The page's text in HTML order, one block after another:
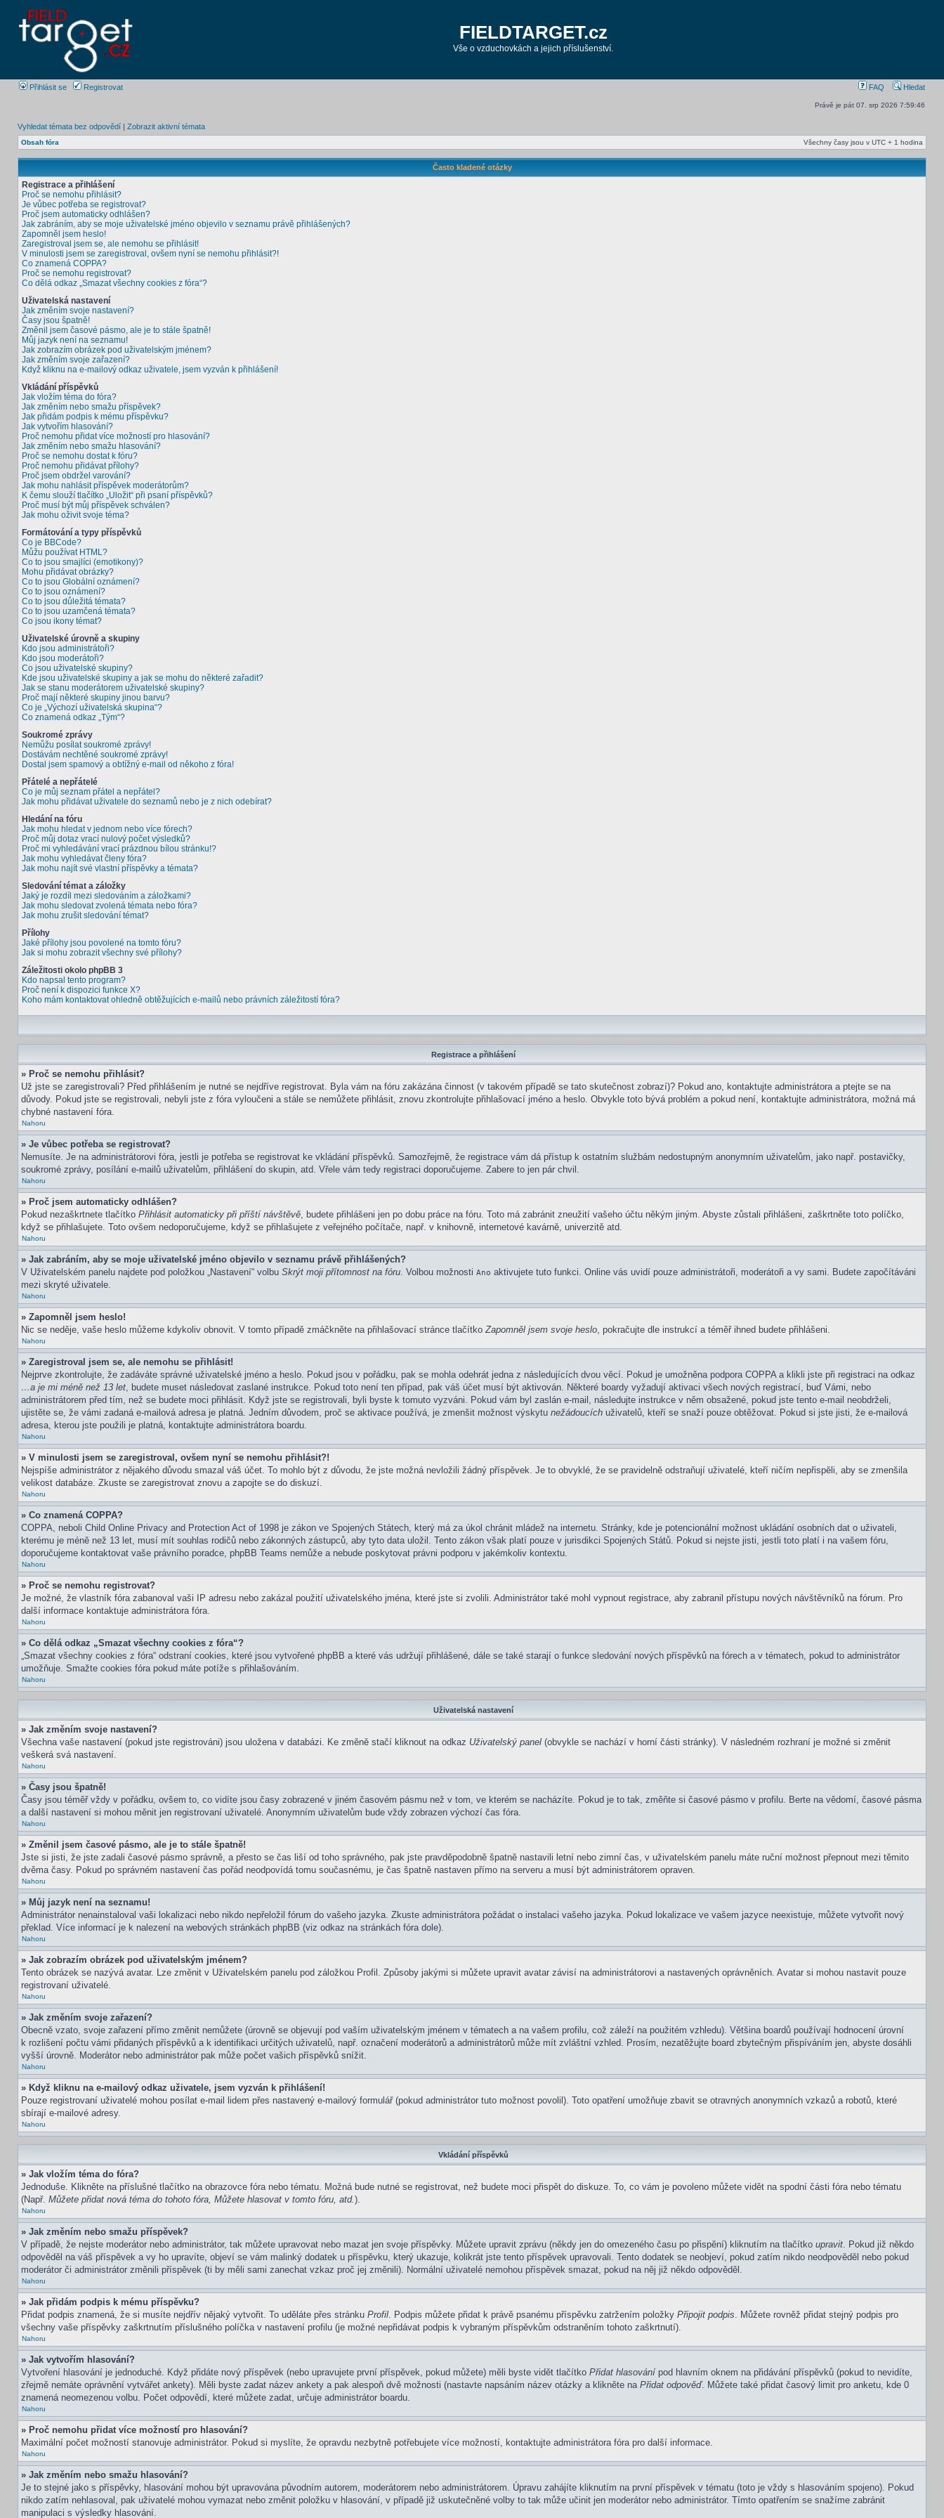
FIELDTARGET.cz
Vše o vzduchovkách a jejich příslušenství.
Přihlásit se Registrovat FAQ Hledat
Právě je pát 07. srp 2026 7:59:46
Vyhledat témata bez odpovědí | Zobrazit aktivní témata
Obsah fóra Všechny časy jsou v UTC + 1 hodina
Často kladené otázky
Registrace a přihlášení
Proč se nemohu přihlásit?
Je vůbec potřeba se registrovat?
Proč jsem automaticky odhlášen?
Jak zabráním, aby se moje uživatelské jméno objevilo v seznamu právě přihlášených?
Zapomněl jsem heslo!
Zaregistroval jsem se, ale nemohu se přihlásit!
V minulosti jsem se zaregistroval, ovšem nyní se nemohu přihlásit?!
Co znamená COPPA?
Proč se nemohu registrovat?
Co dělá odkaz „Smazat všechny cookies z fóra“?
Uživatelská nastavení
Jak změním svoje nastavení?
Časy jsou špatně!
Změnil jsem časové pásmo, ale je to stále špatně!
Můj jazyk není na seznamu!
Jak zobrazím obrázek pod uživatelským jménem?
Jak změním svoje zařazení?
Když kliknu na e-mailový odkaz uživatele, jsem vyzván k přihlášení!
Vkládání příspěvků
Jak vložím téma do fóra?
Jak změním nebo smažu příspěvek?
Jak přidám podpis k mému příspěvku?
Jak vytvořím hlasování?
Proč nemohu přidat více možností pro hlasování?
Jak změním nebo smažu hlasování?
Proč se nemohu dostat k fóru?
Proč nemohu přidávat přílohy?
Proč jsem obdržel varování?
Jak mohu nahlásit příspěvek moderátorům?
K čemu slouží tlačítko „Uložit“ při psaní příspěvků?
Proč musí být můj příspěvek schválen?
Jak mohu oživit svoje téma?
Formátování a typy příspěvků
Co je BBCode?
Můžu používat HTML?
Co to jsou smajlíci (emotikony)?
Mohu přidávat obrázky?
Co to jsou Globální oznámení?
Co to jsou oznámení?
Co to jsou důležitá témata?
Co to jsou uzamčená témata?
Co jsou ikony témat?
Uživatelské úrovně a skupiny
Kdo jsou administrátoři?
Kdo jsou moderátoři?
Co jsou uživatelské skupiny?
Kde jsou uživatelské skupiny a jak se mohu do některé zařadit?
Jak se stanu moderátorem uživatelské skupiny?
Proč mají některé skupiny jinou barvu?
Co je „Výchozí uživatelská skupina“?
Co znamená odkaz „Tým“?
Soukromé zprávy
Nemůžu posílat soukromé zprávy!
Dostávám nechtěné soukromé zprávy!
Dostal jsem spamový a obtížný e-mail od někoho z fóra!
Přátelé a nepřátelé
Co je můj seznam přátel a nepřátel?
Jak mohu přidávat uživatele do seznamů nebo je z nich odebírat?
Hledání na fóru
Jak mohu hledat v jednom nebo více fórech?
Proč můj dotaz vrací nulový počet výsledků?
Proč mi vyhledávání vrací prázdnou bílou stránku!?
Jak mohu vyhledávat členy fóra?
Jak mohu najít své vlastní příspěvky a témata?
Sledování témat a záložky
Jaký je rozdíl mezi sledováním a záložkami?
Jak mohu sledovat zvolená témata nebo fóra?
Jak mohu zrušit sledování témat?
Přílohy
Jaké přílohy jsou povolené na tomto fóru?
Jak si mohu zobrazit všechny své přílohy?
Záležitosti okolo phpBB 3
Kdo napsal tento program?
Proč není k dispozici funkce X?
Koho mám kontaktovat ohledně obtěžujících e-mailů nebo právních záležitostí fóra?
Registrace a přihlášení
» Proč se nemohu přihlásit?
Už jste se zaregistrovali? Před přihlášením je nutné se nejdříve registrovat. Byla vám na fóru zakázána činnost (v takovém případě se tato skutečnost zobrazí)? Pokud ano, kontaktujte administrátora a ptejte se na
důvody. Pokud jste se registrovali, nebyli jste z fóra vyloučeni a stále se nemůžete přihlásit, znovu zkontrolujte přihlašovací jméno a heslo. Obvykle toto bývá problém a pokud není, kontaktujte administrátora, možná má
chybné nastavení fóra.
Nahoru
» Je vůbec potřeba se registrovat?
Nemusíte. Je na administrátorovi fóra, jestli je potřeba se registrovat ke vkládání příspěvků. Samozřejmě, že registrace vám dá přístup k ostatním službám nedostupným anonymním uživatelům, jako např. postavičky,
soukromé zprávy, posílání e-mailů uživatelům, přihlášení do skupin, atd. Vřele vám tedy registraci doporučujeme. Zabere to jen pár chvil.
Nahoru
» Proč jsem automaticky odhlášen?
Pokud nezaškrtnete tlačítko Přihlásit automaticky při příští návštěvě, budete přihlášeni jen po dobu práce na fóru. Toto má zabránit zneužití vašeho účtu někým jiným. Abyste zůstali přihlášeni, zaškrtněte toto políčko,
když se přihlašujete. Toto ovšem nedoporučujeme, když se přihlašujete z veřejného počítače, např. v knihovně, internetové kavárně, univerzitě atd.
Nahoru
» Jak zabráním, aby se moje uživatelské jméno objevilo v seznamu právě přihlášených?
V Uživatelském panelu najdete pod položkou „Nastavení“ volbu Skrýt moji přítomnost na fóru. Volbou možnosti Ano aktivujete tuto funkci. Online vás uvidí pouze administrátoři, moderátoři a vy sami. Budete započítáváni
mezi skryté uživatele.
Nahoru
» Zapomněl jsem heslo!
Nic se neděje, vaše heslo můžeme kdykoliv obnovit. V tomto případě zmáčkněte na přihlašovací stránce tlačítkoZapomněl jsem svoje heslo, pokračujte dle instrukcí a téměř ihned budete přihlášeni.
Nahoru
» Zaregistroval jsem se, ale nemohu se přihlásit!
Nejprve zkontrolujte, že zadáváte správné uživatelské jméno a heslo. Pokud jsou v pořádku, pak se mohla odehrát jedna z následujících dvou věcí. Pokud je umožněna podpora COPPA a klikli jste při registraci na odkaz
…a je mi méně než 13 let, budete muset následovat zaslané instrukce. Pokud toto není ten případ, pak váš účet musí být aktivován. Některé boardy vyžadují aktivaci všech nových registrací, buď Vámi, nebo
administrátorem před tím, než se budete moci přihlásit. Když jste se registrovali, byli byste k tomuto vyzváni. Pokud vám byl zaslán e-mail, následujte instrukce v něm obsažené, pokud jste tento e-mail neobdrželi,
ujistěte se, že vámi zadaná e-mailová adresa je platná. Jedním důvodem, proč se aktivace používá, je zmenšit možnost výskytu nežádoucích uživatelů, kteří se snaží pouze obtěžovat. Pokud si jste jisti, že e-mailová
adresa, kterou jste použili je platná, kontaktujte administrátora boardu.
Nahoru
» V minulosti jsem se zaregistroval, ovšem nyní se nemohu přihlásit?!
Nejspíše administrátor z nějakého důvodu smazal váš účet. To mohlo být z důvodu, že jste možná nevložili žádný příspěvek. Je to obvyklé, že se pravidelně odstraňují uživatelé, kteří ničím nepřispěli, aby se zmenšila
velikost databáze. Zkuste se zaregistrovat znovu a zapojte se do diskuzí.
Nahoru
» Co znamená COPPA?
COPPA, neboli Child Online Privacy and Protection Act of 1998 je zákon ve Spojených Státech, který má za úkol chránit mládež na internetu. Stránky, kde je potencionální možnost ukládání osobních dat o uživateli,
kterému je méně než 13 let, musí mít souhlas rodičů nebo zákonných zástupců, aby tyto data uložil. Tento zákon však platí pouze v jurisdikci Spojených Států. Pokud si nejste jisti, jestli toto platí i na vašem fóru,
doporučujeme kontaktovat vaše právního poradce, phpBB Teams nemůže a nebude poskytovat právni podporu v jakémkoliv kontextu.
Nahoru
» Proč se nemohu registrovat?
Je možné, že vlastník fóra zabanoval vaši IP adresu nebo zakázal použití uživatelského jména, které jste si zvolili. Administrátor také mohl vypnout registrace, aby zabranil přístupu nových návštěvníků na fórum. Pro
další informace kontaktuje administrátora fóra.
Nahoru
» Co dělá odkaz „Smazat všechny cookies z fóra“?
„Smazat všechny cookies z fóra“ odstraní cookies, které jsou vytvořené phpBB a které vás udržují přihlášené, dále se také starají o funkce sledování nových příspěvků na fórech a v tématech, pokud to administrátor
umožňuje. Smažte cookies fóra pokud máte potíže s přihlašováním.
Nahoru
Uživatelská nastavení
» Jak změním svoje nastavení?
Všechna vaše nastavení (pokud jste registrováni) jsou uložena v databázi. Ke změně stačí kliknout na odkaz Uživatelský panel (obvykle se nachází v horní části stránky). V následném rozhraní je možné si změnit
veškerá svá nastavení.
Nahoru
» Časy jsou špatně!
Časy jsou téměř vždy v pořádku, ovšem to, co vidíte jsou časy zobrazené v jiném časovém pásmu než v tom, ve kterém se nacházíte. Pokud je to tak, změňte si časové pásmo v profilu. Berte na vědomí, časové pásma
a další nastavení si mohou měnit jen registrovaní uživatelé. Anonymním uživatelům bude vždy zobrazen výchozí čas fóra.
Nahoru
» Změnil jsem časové pásmo, ale je to stále špatně!
Jste si jisti, že jste zadali časové pásmo správně, a přesto se čas liší od toho správného, pak jste pravděpodobně špatně nastavili letní nebo zimní čas, v uživatelském panelu máte ruční možnost přepnout mezi těmito
dvěma časy. Pokud po správném nastavení čas pořád neodpovídá tomu současnému, je čas špatně nastaven přímo na serveru a musí být administrátorem opraven.
Nahoru
» Můj jazyk není na seznamu!
Administrátor nenainstaloval vaši lokalizaci nebo nikdo nepřeložil fórum do vašeho jazyka. Zkuste administrátora požádat o instalaci vašeho jazyka. Pokud lokalizace ve vašem jazyce neexistuje, můžete vytvořit nový
překlad. Více informací je k nalezení na webových stránkách phpBB (viz odkaz na stránkách fóra dole).
Nahoru
» Jak zobrazím obrázek pod uživatelským jménem?
Tento obrázek se nazývá avatar. Lze změnit v Uživatelském panelu pod záložkou Profil. Způsoby jakými si můžete upravit avatar závisí na administrátorovi a nastavených oprávněních. Avatar si mohou nastavit pouze
registrovaní uživatelé.
Nahoru
» Jak změním svoje zařazení?
Obecně vzato, svoje zařazení přímo změnit nemůžete (úrovně se objevují pod vaším uživatelským jménem v tématech a na vašem profilu, což záleží na použitém vzhledu). Většina boardů používají hodnocení úrovní
k rozlišení počtu vámi přidaných příspěvků a k identifikaci určitých uživatelů, např. označení moderátorů a administrátorů může mít zvláštní vzhled. Prosím, nezatěžujte board zbytečným přispíváním jen, abyste dosáhli
vyšší úrovně. Moderátor nebo administrátor pak může počet vašich příspěvků snížit.
Nahoru
» Když kliknu na e-mailový odkaz uživatele, jsem vyzván k přihlášení!
Pouze registrovaní uživatelé mohou posílat e-mail lidem přes nastavený e-mailový formulář (pokud administrátor tuto možnost povolil). Toto opatření umožňuje zbavit se otravných anonymních vzkazů a robotů, které
sbírají e-mailové adresy.
Nahoru
Vkládání příspěvků
» Jak vložím téma do fóra?
Jednoduše. Klikněte na příslušné tlačítko na obrazovce fóra nebo tématu. Možná bude nutné se registrovat, než budete moci přispět do diskuze. To, co vám je povoleno můžete vidět na spodní části fóra nebo tématu
(Např. Můžete přidat nová téma do tohoto fóra, Můžete hlasovat v tomto fóru, atd.).
Nahoru
» Jak změním nebo smažu příspěvek?
V případě, že nejste moderátor nebo administrátor, tak můžete upravovat nebo mazat jen svoje příspěvky. Můžete upravit zprávu (někdy jen do omezeného času po přispění) kliknutím na tlačítko upravit. Pokud již někdo
odpověděl na váš příspěvek a vy ho upravíte, objeví se vám malinký dodatek u příspěvku, který ukazuje, kolikrát jste tento příspěvek upravovali. Tento dodatek se neobjeví, pokud zatím nikdo neodpověděl nebo pokud
moderátor či administrátor změnili příspěvek (ti by měli sami zanechat vzkaz proč jej změnili). Normální uživatelé nemohou příspěvek smazat, pokud na něj již někdo odpověděl.
Nahoru
» Jak přidám podpis k mému příspěvku?
Přidat podpis znamená, že si musíte nejdřív nějaký vytvořit. To uděláte přes stránku Profil. Podpis můžete přidat k právě psanému příspěvku zatržením položky Připojit podpis. Můžete rovněž přidat stejný podpis pro
všechny vaše příspěvky zaškrtnutím příslušného políčka v nastavení profilu (je možné nepřidávat podpis k vybraným příspěvkům odstraněním tohoto zaškrtnutí).
Nahoru
» Jak vytvořím hlasování?
Vytvoření hlasování je jednoduché. Když přidáte nový příspěvek (nebo upravujete první příspěvek, pokud můžete) měli byste vidět tlačítko Přidat hlasovánípod hlavním oknem na přidávání příspěvků (pokud to nevidíte,
zřejmě nemáte oprávnění vytvářet ankety). Měli byste zadat název ankety a pak alespoň dvě možnosti (nastavte napsáním název otázky a klikněte na Přidat odpověď. Můžete také přidat časový limit pro anketu, kde 0
znamená neomezenou volbu. Počet odpovědí, které můžete zadat, určuje administrátor boardu.
Nahoru
» Proč nemohu přidat více možností pro hlasování?
Maximální počet možností stanovuje administrátor. Pokud si myslíte, že opravdu nezbytně potřebujete více možností, kontaktujte administrátora fóra pro další informace.
Nahoru
» Jak změním nebo smažu hlasování?
Je to stejné jako s příspěvky, hlasování mohou být upravována původním autorem, moderátorem nebo administrátorem. Úpravu zahájíte kliknutím na první příspěvek v tématu (toto je vždy s hlasováním spojeno). Pokud
nikdo zatím nehlasoval, pak uživatelé mohou vymazat nebo změnit položku v hlasování, v případě již uskutečněné volby to tak může učinit jen moderátor nebo administrátor. Tímto opatřením se snažíme zabránit
manipulaci s výsledky hlasování.